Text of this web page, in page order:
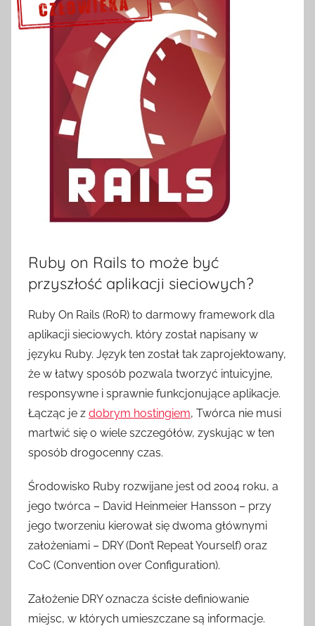
Sprawdź szczegóły >>>
Ruby on Rails to może być
przyszłość aplikacji sieciowych?
Ruby On Rails (RoR) to darmowy framework dla
aplikacji sieciowych, który został napisany w
języku Ruby. Język ten został tak zaprojektowany,
że w łatwy sposób pozwala tworzyć intuicyjne,
responsywne i sprawnie funkcjonujące aplikacje.
Łącząc je z dobrym hostingiem, Twórca nie musi
martwić się o wiele szczegółów, zyskując w ten
sposób drogocenny czas.
Środowisko Ruby rozwijane jest od 2004 roku, a
jego twórca – David Heinmeier Hansson – przy
jego tworzeniu kierował się dwoma głównymi
założeniami – DRY (Don’t Repeat Yourself) oraz
CoC (Convention over Configuration).
Założenie DRY oznacza ścisłe definiowanie
miejsc, w których umieszczane są informacje.